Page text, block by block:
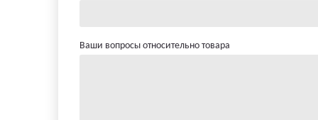
Ваши вопросы относительно товара